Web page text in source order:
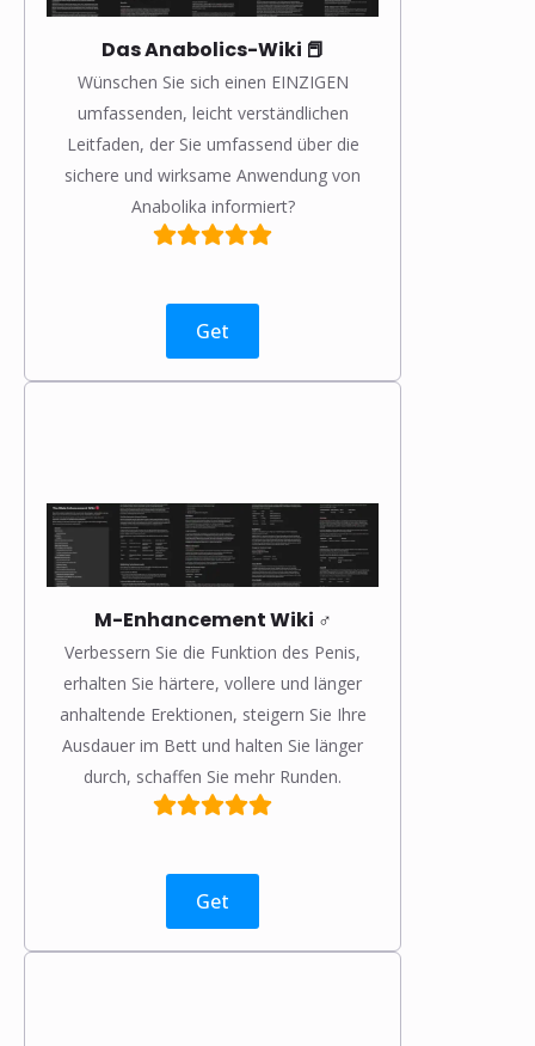
Das Anabolics-Wiki 📕
Wünschen Sie sich einen EINZIGEN
umfassenden, leicht verständlichen
Leitfaden, der Sie umfassend über die
sichere und wirksame Anwendung von
Anabolika informiert?
Get
M-Enhancement Wiki ♂️
Verbessern Sie die Funktion des Penis,
erhalten Sie härtere, vollere und länger
anhaltende Erektionen, steigern Sie Ihre
Ausdauer im Bett und halten Sie länger
durch, schaffen Sie mehr Runden.
Get